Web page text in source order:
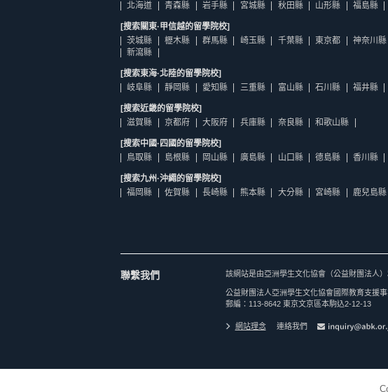
北海道
青森縣 岩手縣 宮城縣 秋田縣 山形縣 福島縣
[搜索關東·甲信越的留學院校]
茨城縣
櫪木縣 群馬縣 崎玉縣 千葉縣 東京都 神奈川縣
新瀉縣
[搜索東海·北陸的留學院校]
岐阜縣
靜岡縣 愛知縣 三重縣 富山縣 石川縣 福井縣
[搜索近畿的留學院校]
滋賀縣
京都府 大阪府 兵庫縣 奈良縣 和歌山縣
[搜索中國·四國的留學院校]
鳥取縣
島根縣 岡山縣 廣島縣 山口縣 德島縣 香川縣
[搜索九州·沖繩的留學院校]
福岡縣
佐賀縣 長崎縣 熊本縣 大分縣 宮崎縣 鹿兒島縣
聯繫我們 該網站是由亞洲學生文化協會（公益財團法人
公益財團法人亞洲學生文化協會國際教育支援
郵編：113-8642 東京文京區本駒込2-12-13
網站理念 連絡我們